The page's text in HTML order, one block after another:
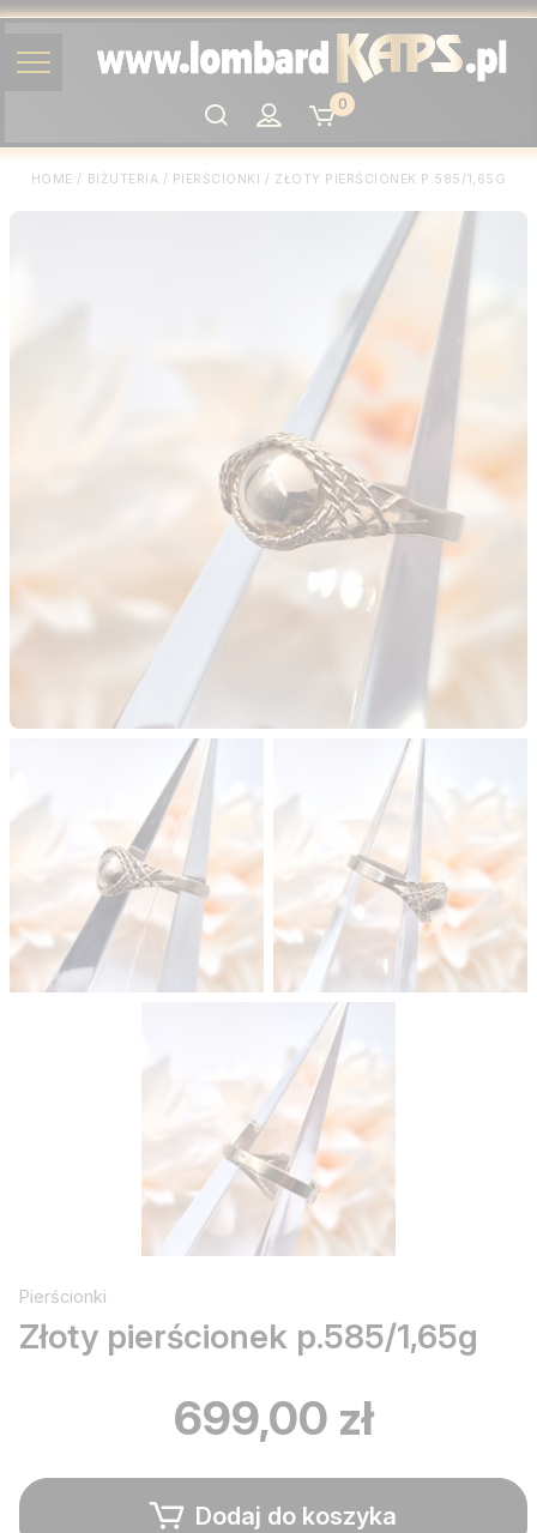
Szukaj
0
HOME / BIŻUTERIA / PIERŚCIONKI / ZŁOTY PIERŚCIONEK P.585/1,65G
Pierścionki
Złoty pierścionek p.585/1,65g
699,00 zł
Dodaj do koszyka